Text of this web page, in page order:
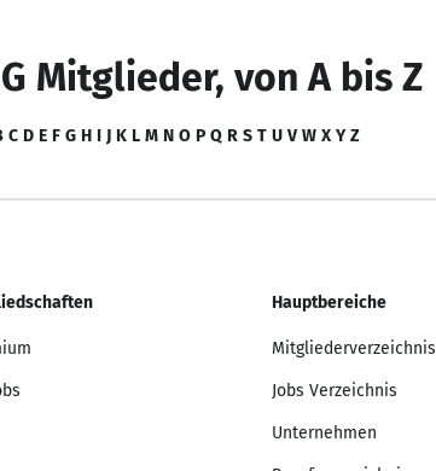
Mitglieder, von A bis Z
C D E F G H I J K L M N O P Q R S T U V W X Y Z
Hauptbereiche
Mitgliederverzeichnis
Jobs Verzeichnis
Unternehmen